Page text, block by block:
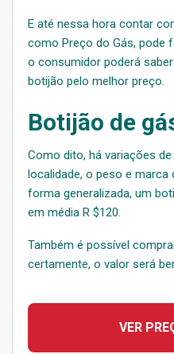
E até nessa hora contar
como Preço do Gás, pode
o consumidor poderá
botijão pelo melhor preço.
Botijão de
Como dito, há variações
localidade, o peso e
forma generalizada, um
em média R $120.
Também é possível
certamente, o valor será
VER